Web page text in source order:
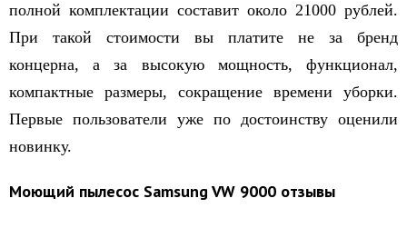
полной комплектации составит около 21000 рублей.
При такой стоимости вы платите не за бренд
концерна, а за высокую мощность, функционал,
компактные размеры, сокращение времени уборки.
Первые пользователи уже по достоинству оценили
новинку.
Моющий пылесос Samsung VW 9000 отзывы